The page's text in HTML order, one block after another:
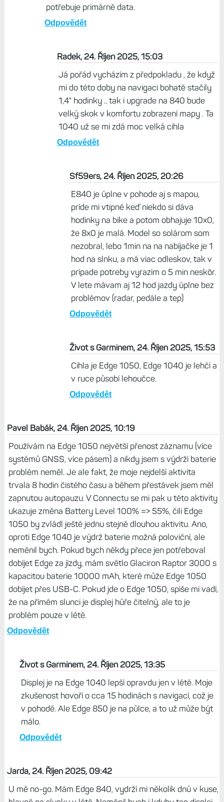
potřebuje primárně data.
Odpovědět
Radek, 24. Říjen 2025, 15:03
Já pořád vycházím z předpokladu , že když
mi do této doby na navigaci bohatě stačily
1,4" hodinky .. tak i upgrade na 840 bude
velký skok v komfortu zobrazení mapy . Ta
1040 už se mi zdá moc velká cihla
Odpovědět
Sf59ers, 24. Říjen 2025, 20:26
E840 je úplne v pohode aj s mapou,
príde mi vtipné keď niekdo si dáva
hodinky na bike a potom obhajuje 10x0,
že 8x0 je malá. Model so solárom som
nezobral, lebo 1min na na nabíjačke je 1
hod na slnku, a má viac odleskov, tak v
prípade potreby vyrazím o 5 min neskôr.
V lete mávam aj 12 hod jazdy úplne bez
problémov (radar, pedále a tep)
Odpovědět
Život s Garminem, 24. Říjen 2025, 15:53
Cihla je Edge 1050, Edge 1040 je lehčí a
v ruce působí lehoučce.
Odpovědět
Pavel Babák, 24. Říjen 2025, 10:19
Používám na Edge 1050 největší přenost záznamu (více
systémů GNSS, více pásem) a nikdy jsem s výdrží baterie
problém neměl. Je ale fakt, že moje nejdelší aktivita
trvala 8 hodin čistého času a během přestávek jsem měl
zapnutou autopauzu. V Connectu se mi pak u této aktivity
ukazuje změna Battery Level 100% => 55%, čili Edge
1050 by zvládl ještě jednu stejně dlouhou aktivitu. Ano,
oproti Edge 1040 je výdrž baterie možná poloviční, ale
neměnil bych. Pokud bych někdy přece jen potřeboval
dobíjet Edge za jízdy, mám světlo Glaciron Raptor 3000 s
kapacitou baterie 10000 mAh, které může Edge 1050
dobíjet přes USB-C. Pokud jde o Edge 1050, spíše mi vadí,
že na přímém slunci je displej hůře čitelný, ale to je
problém pouze v létě.
Odpovědět
Život s Garminem, 24. Říjen 2025, 13:35
Displej je na Edge 1040 lepší opravdu jen v létě. Moje
zkušenost hovoří o cca 15 hodinách s navigací, což je
v pohodě. Ale Edge 850 je na půlce, a to už může být
málo.
Odpovědět
Jarda, 24. Říjen 2025, 09:42
U mě no-go. Mám Edge 840, vydrží mi několik dnů v kuse,